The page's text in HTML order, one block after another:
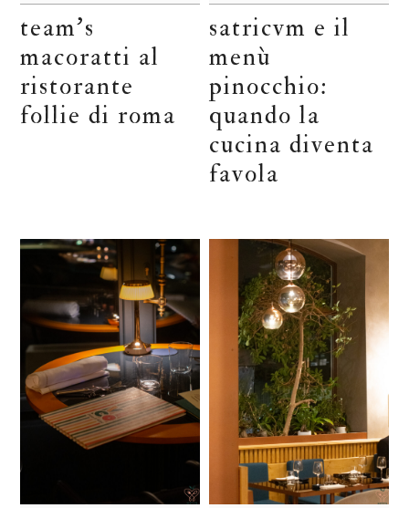
team’s
macoratti al
ristorante
follie di roma
satricvm e il
menù
pinocchio:
quando la
cucina diventa
favola